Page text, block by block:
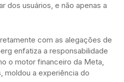
dos usuários, e não apenas a
com as alegações de
enfatiza a responsabilidade
o motor financeiro da Meta,
moldou a experiência do